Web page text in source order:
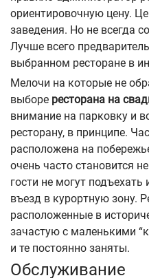
ориентировочную цену.
заведения. Но не всегда
Лучше всего
выбранном ресторане в
Мелочи на которые не
выборе ресторана на
внимание на парковку и
ресторану, в принципе.
расположена на
очень часто становится
гости не могут
въезд в курортную зону.
расположенные в
зачастую с маленькими
и те постоянно заняты.
Обслуживание